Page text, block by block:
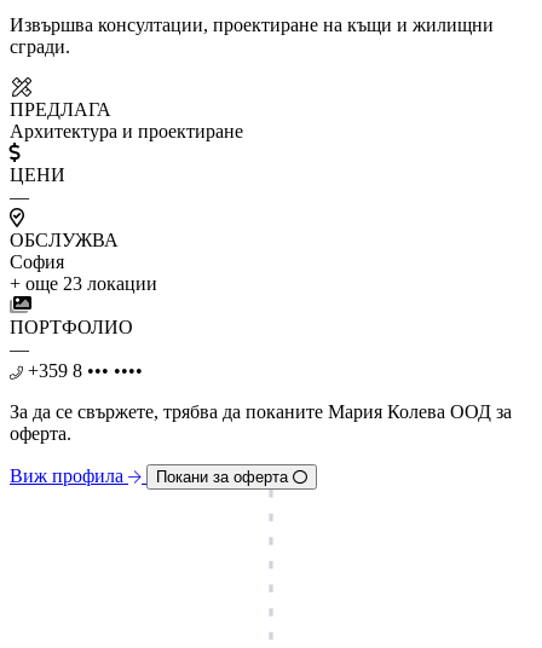
Извършва консултации, проектиране на къщи и жилищни
сгради.
ПРЕДЛАГА
Архитектура и проектиране
ЦЕНИ
—
ОБСЛУЖВА
София
+ още 23 локации
ПОРТФОЛИО
—
+359 8 ••• ••••
За да се свържете, трябва дa поканите Мария Колева ООД за
оферта.
Виж профила Покани за оферта